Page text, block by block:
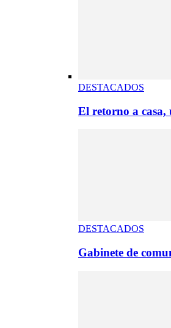
DESTACADOS
El retorno a casa,
DESTACADOS
Gabinete de